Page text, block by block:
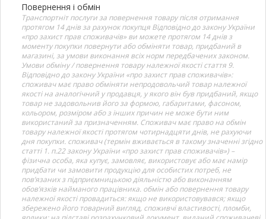
Повернення і обмін
Транспортніт послуги за повернення товару після отримання
протягом 14 днів за рахунок покупця Відповідно до закону України
«про захист прав споживачів» ви можете протягом 14 днів з
моменту покупки повернути або обміняти товар, придбаний в
магазині, за умови виконання всіх норм передбачених законом.
Умови обміну / повернення товару належної якості стаття 9.
Відповідно до закону України «про захист прав споживачів»:
споживач має право обміняти непродовольчий товар належної
якості на аналогічний у продавця, у якого він був придбаний, якщо
товар не задовольнив його за формою, габаритами, фасоном,
кольором, розміром або з інших причин не може бути ним
використаний за призначенням. Споживач має право на обмін
товару належної якості протягом чотирнадцяти днів, не рахуючи
дня покупки. споживач (термін вживається в такому значенні згідно
статті 1. п.22 закону України «про захист прав споживачів») –
фізична особа, яка купує, замовляє, використовує або має намір
придбати чи замовити продукцію для особистих потреб, не
пов’язаних з підприємницькою діяльністю або виконанням
обов’язків найманого працівника. обмін або повернення товару
належної якості провадиться: якщо не використовувався; якщо
збережено його товарний вигляд, споживчі властивості, пломби,